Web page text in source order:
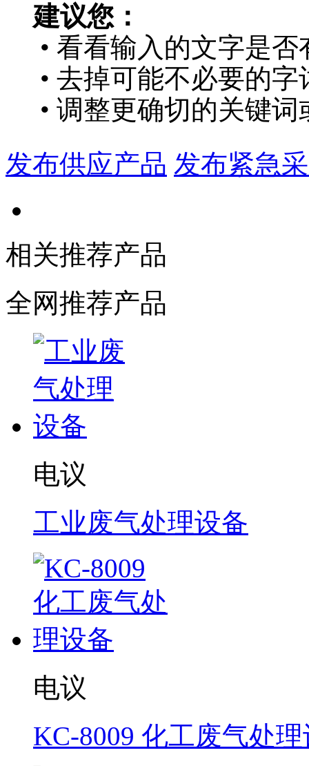
建议您：
• 看看输入的文字是否
• 去掉可能不必要的字
• 调整更确切的关键
发布供应产品 发布紧急
相关推荐产品
全网推荐产品
电议
工业废气处理设备
电议
KC-8009 化工废气处